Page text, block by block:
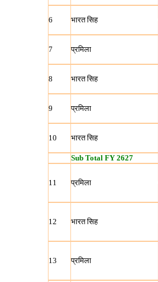
6 भारत सिह
7 प्रमिला
8 भारत सिह
9 प्रमिला
10 भारत सिह
Sub Total FY 2627
11 प्रमिला
12 भारत सिह
13 प्रमिला